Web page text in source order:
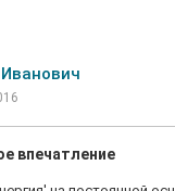
впечатление